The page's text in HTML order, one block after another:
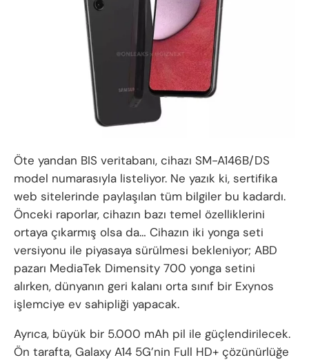
Öte yandan BIS veritabanı, cihazı SM-A146B/DS
model numarasıyla listeliyor. Ne yazık ki, sertifika
web sitelerinde paylaşılan tüm bilgiler bu kadardı.
Önceki raporlar, cihazın bazı temel özelliklerini
ortaya çıkarmış olsa da… Cihazın iki yonga seti
versiyonu ile piyasaya sürülmesi bekleniyor; ABD
pazarı MediaTek Dimensity 700 yonga setini
alırken, dünyanın geri kalanı orta sınıf bir Exynos
işlemciye ev sahipliği yapacak.
Ayrıca, büyük bir 5.000 mAh pil ile güçlendirilecek.
Ön tarafta, Galaxy A14 5G’nin Full HD+ çözünürlüğe